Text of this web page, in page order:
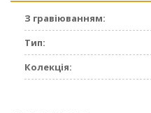
З гравіюванням:
Тип:
Колекція: